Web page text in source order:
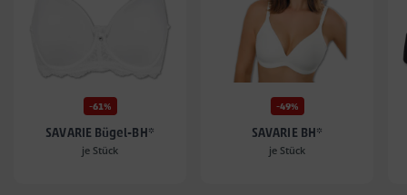
-61%
SAVARIE Bügel-BH*
je Stück
-49%
SAVARIE BH*
je Stück